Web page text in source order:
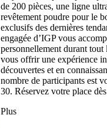
de 200 pièces, une ligne
revêtement poudre pour le
exclusifs des dernières
engagée d’IGP vous
personnellement durant tout
vous offrir une expérience
découvertes et en
nombre de participants est
30. Réservez votre place
Plus